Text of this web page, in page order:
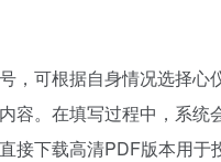
，可根据自身情况选择
容。在填写过程中，系
接下载高清PDF版本用于